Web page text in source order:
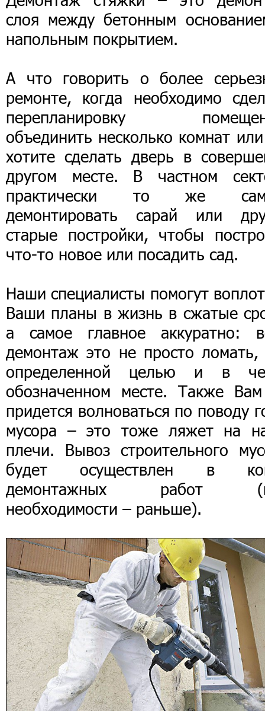
слоя между бетонным
напольным покрытием.
А что говорить о более
ремонте, когда необходимо
перепланировку
объединить несколько комнат
хотите сделать дверь в
другом месте. В частном
практически то же
демонтировать сарай или
старые постройки, чтобы
что-то новое или посадить сад.
Наши специалисты помогут
Ваши планы в жизнь в сжатые
а самое главное аккуратно:
демонтаж это не просто
определенной целью и в
обозначенном месте. Также
придется волноваться по поводу
мусора – это тоже ляжет на
плечи. Вывоз строительного
будет осуществлен в
демонтажных работ
необходимости – раньше).